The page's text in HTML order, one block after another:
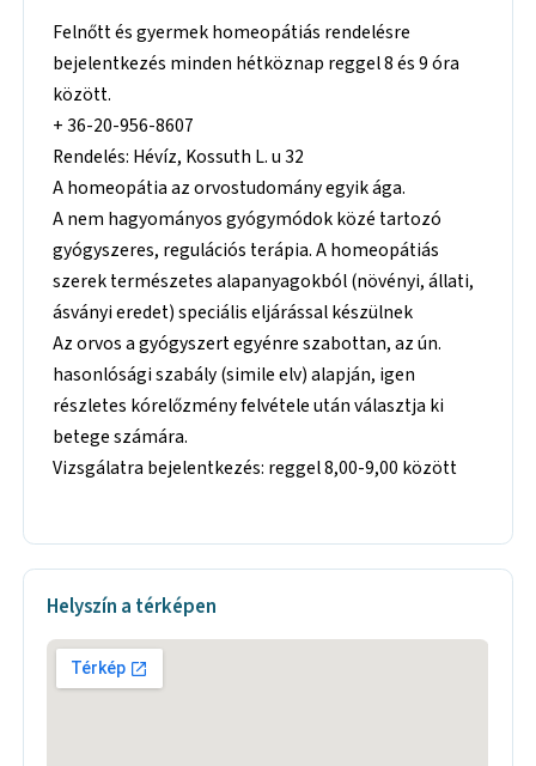
Felnőtt és gyermek homeopátiás rendelésre
bejelentkezés minden hétköznap reggel 8 és 9 óra
között.
+ 36-20-956-8607
Rendelés: Hévíz, Kossuth L. u 32
A homeopátia az orvostudomány egyik ága.
A nem hagyományos gyógymódok közé tartozó
gyógyszeres, regulációs terápia. A homeopátiás
szerek természetes alapanyagokból (növényi, állati,
ásványi eredet) speciális eljárással készülnek
Az orvos a gyógyszert egyénre szabottan, az ún.
hasonlósági szabály (simile elv) alapján, igen
részletes kórelőzmény felvétele után választja ki
betege számára.
Vizsgálatra bejelentkezés: reggel 8,00-9,00 között
Helyszín a térképen